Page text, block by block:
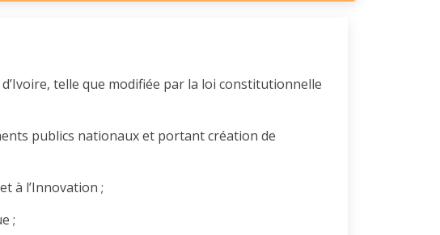
telle que modifiée par la loi constitutionnelle
publics nationaux et portant création de
à l’Innovation ;
;